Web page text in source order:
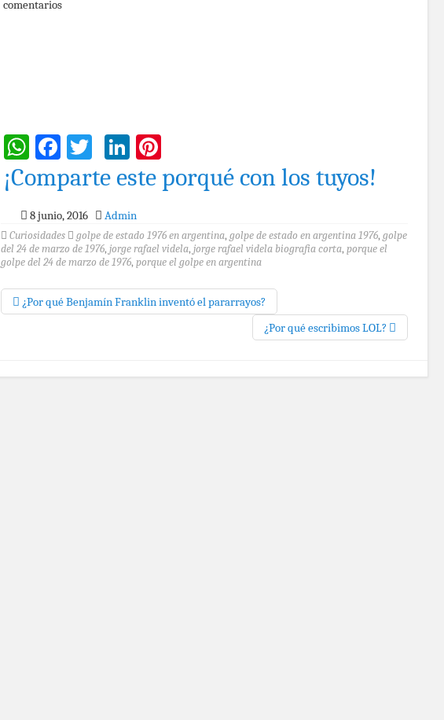
comentarios
WhatsApp
Facebook
TwitterLinkedIn
¡Comparte este porqué con los tuyos!
8 junio, 2016 Admin
Curiosidades golpe de estado 1976 en argentina, golpe de estado en argentina 1976, golpe
del 24 de marzo de 1976, jorge rafael videla, jorge rafael videla biografia corta, porque el
golpe del 24 de marzo de 1976, porque el golpe en argentina
¿Por qué Benjamín Franklin inventó el pararrayos?
¿Por qué escribimos LOL?